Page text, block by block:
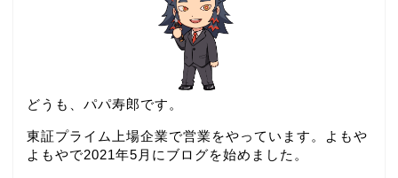
どうも、パパ寿郎です。
東証プライム上場企業で営業をやっています。よもや
よもやで2021年5月にブログを始めました。